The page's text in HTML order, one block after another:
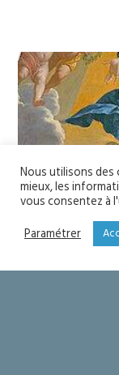
Nous utilisons des
mieux, les
vous consentez à
Paramétrer